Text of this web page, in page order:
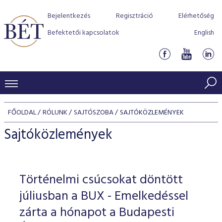
Bejelentkezés Regisztráció
Elérhetőség
Befektetői kapcsolatok
English
KERESKEDÉSI ADATOK
INDEXEK
Jelzáloglevél indexek
Vállalati kötvény indexek
Azonnali Piac
Részvények
Származékos piac
BEFEKTETŐK
Részvény szekció
Hitelpapír szekció
BÉT szabályzatok
Befektetővédelem
Alkalmazott díjstruktúra
Elszámolás
Részvény és vállalati kötvény tőzsdei bevezetését
program
BÉT Xtend - Részvénypiac egyszerűen
TŐZSDETAGOK
Tőzsdetagok, üzletkötők
VENDOROK
FŐOLDAL RÓLUNK SAJTÓSZOBA SAJTÓKÖZLEMÉNYEK
Sajtóközlemények
Történelmi csúcsokat döntött
júliusban a BUX - Emelkedéssel
zárta a hónapot a Budapesti